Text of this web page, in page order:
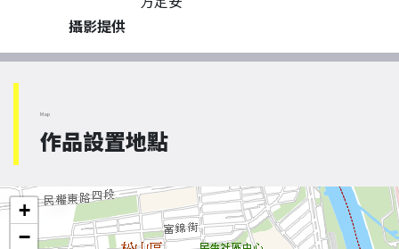
攝影提供
Map
作品設置地點
+
−